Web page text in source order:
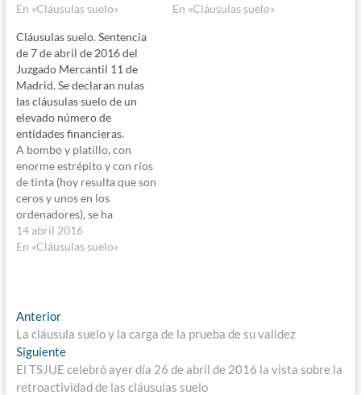
En «Cláusulas suelo»
En «Cláusulas suelo»
Cláusulas suelo. Sentencia
de 7 de abril de 2016 del
Juzgado Mercantil 11 de
Madrid. Se declaran nulas
las cláusulas suelo de un
elevado número de
entidades financieras.
A bombo y platillo, con
enorme estrépito y con ríos
de tinta (hoy resulta que son
ceros y unos en los
ordenadores), se ha
destacado como
determinante, la Sentencia
declara la nulidad de las…
14 abril 2016
En «Cláusulas suelo»
Navegación
de
entradas
AnteriorEntrada
anterior:
La cláusula suelo y la carga de la prueba de su validez
SiguienteEntrada
siguiente:
El TSJUE celebró ayer día 26 de abril de 2016 la vista sobre la
retroactividad de las cláusulas suelo